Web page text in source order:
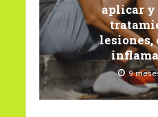
aplicar y
lesiones,
9